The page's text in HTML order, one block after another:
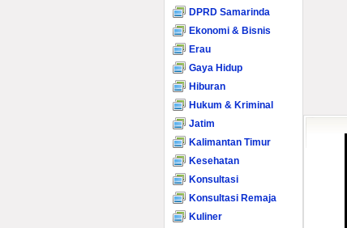
DPRD Samarinda
Ekonomi & Bisnis
Erau
Gaya Hidup
Hiburan
Hukum & Kriminal
Jatim
Kalimantan Timur
Kesehatan
Konsultasi
Konsultasi Remaja
Kuliner